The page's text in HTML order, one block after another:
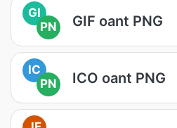
GI
PN
GIF oant PNG
IC
PN
ICO oant PNG